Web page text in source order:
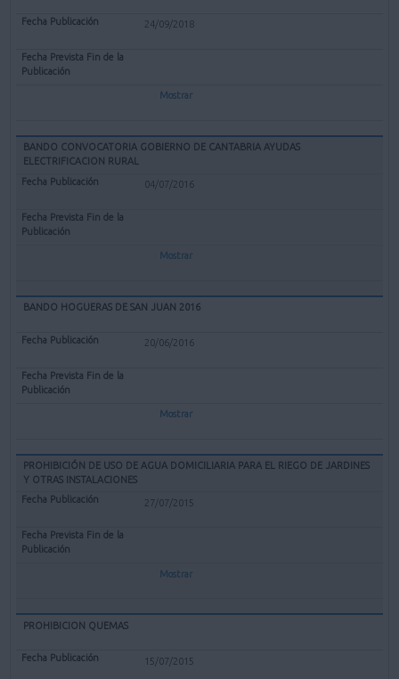
24/09/2018
Mostrar
BANDO CONVOCATORIA GOBIERNO DE CANTABRIA AYUDAS
ELECTRIFICACION RURAL
04/07/2016
Mostrar
BANDO HOGUERAS DE SAN JUAN 2016
20/06/2016
Mostrar
PROHIBICIÓN DE USO DE AGUA DOMICILIARIA PARA EL RIEGO DE JARDINES
Y OTRAS INSTALACIONES
27/07/2015
Mostrar
PROHIBICION QUEMAS
15/07/2015